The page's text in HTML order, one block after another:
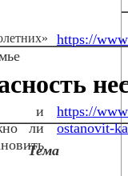
https://
и
ли
https://
ostanovit-
Тема